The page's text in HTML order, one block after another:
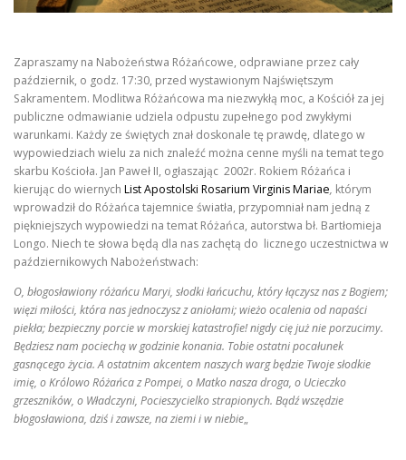
KONTAKT STRONA GŁÓWNA
Zapraszamy na Nabożeństwa Różańcowe, odprawiane przez cały
październik, o godz. 17:30, przed wystawionym Najświętszym
Sakramentem. Modlitwa Różańcowa ma niezwykłą moc, a Kościół za jej
publiczne odmawianie udziela odpustu zupełnego pod zwykłymi
warunkami. Każdy ze świętych znał doskonale tę prawdę, dlatego w
wypowiedziach wielu za nich znaleźć można cenne myśli na temat tego
skarbu Kościoła. Jan Paweł II, ogłaszając 2002r. Rokiem Różańca i
kierując do wiernych List Apostolski Rosarium Virginis Mariae, którym
wprowadził do Różańca tajemnice światła, przypomniał nam jedną z
piękniejszych wypowiedzi na temat Różańca, autorstwa bł. Bartłomieja
Longo. Niech te słowa będą dla nas zachętą do licznego uczestnictwa w
październikowych Nabożeństwach:
O, błogosławiony różańcu Maryi, słodki łańcuchu, który łączysz nas z Bogiem;
więzi miłości, która nas jednoczysz z aniołami; wieżo ocalenia od napaści
piekła; bezpieczny porcie w morskiej katastrofie! nigdy cię już nie porzucimy.
Będziesz nam pociechą w godzinie konania. Tobie ostatni pocałunek
gasnącego życia. A ostatnim akcentem naszych warg będzie Twoje słodkie
imię, o Królowo Różańca z Pompei, o Matko nasza droga, o Ucieczko
grzeszników, o Władczyni, Pocieszycielko strapionych. Bądź wszędzie
błogosławiona, dziś i zawsze, na ziemi i w niebie„